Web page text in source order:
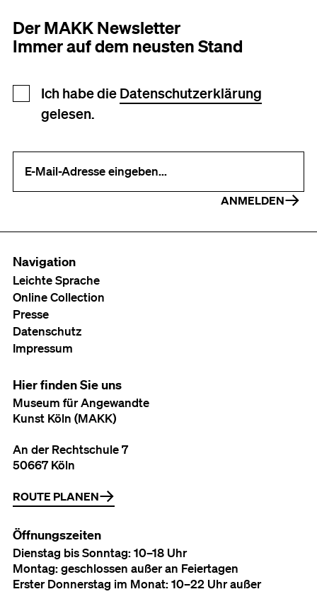
Der MAKK Newsletter
Immer auf dem neusten Stand
Newsletter Anmeldung
Ich habe die Datenschutzerklärung
gelesen.
ANMELDEN
Navigation
Leichte Sprache
Online Collection
Presse
Datenschutz
Impressum
Hier finden Sie uns
Museum für Angewandte
Kunst Köln (MAKK)
An der Rechtschule 7
50667 Köln
ROUTE PLANEN
Öffnungszeiten
Dienstag bis Sonntag: 10–18 Uhr
Montag: geschlossen außer an Feiertagen
Erster Donnerstag im Monat: 10–22 Uhr außer